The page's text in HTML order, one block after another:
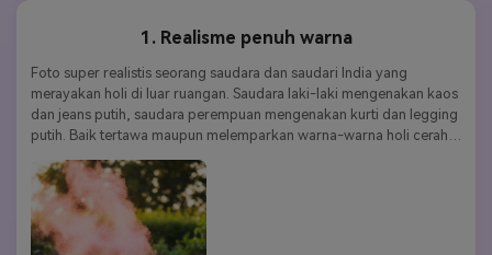
1. Realisme penuh warna
Foto super realistis seorang saudara dan saudari India yang
merayakan holi di luar ruangan. Saudara laki-laki mengenakan kaos
dan jeans putih, saudara perempuan mengenakan kurti dan legging
putih. Baik tertawa maupun melemparkan warna-warna holi cerah
tinggi, wajah ekspresif, energi saudara yang bahagia, latar
belakang taman alami.
Kata kunci gaya:Realisme berwarna-warna｜meriah｜energik｜
gembira｜fotorealistis